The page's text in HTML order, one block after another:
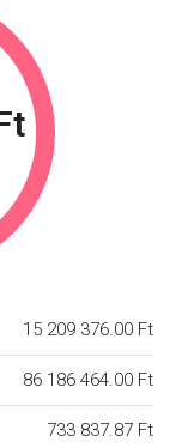
15 209 376.00 Ft
86 186 464.00 Ft
733 837.87 Ft